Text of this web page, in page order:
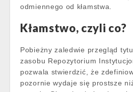
odmiennego od kłamstwa.
Kłamstwo, czyli co?
Pobieżny zaledwie przegląd
zasobu Repozytorium
pozwala stwierdzić, że
pozornie wydaje się prostsze